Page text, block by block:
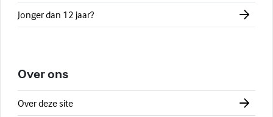
Jonger dan 12 jaar?
Over ons
Over deze site